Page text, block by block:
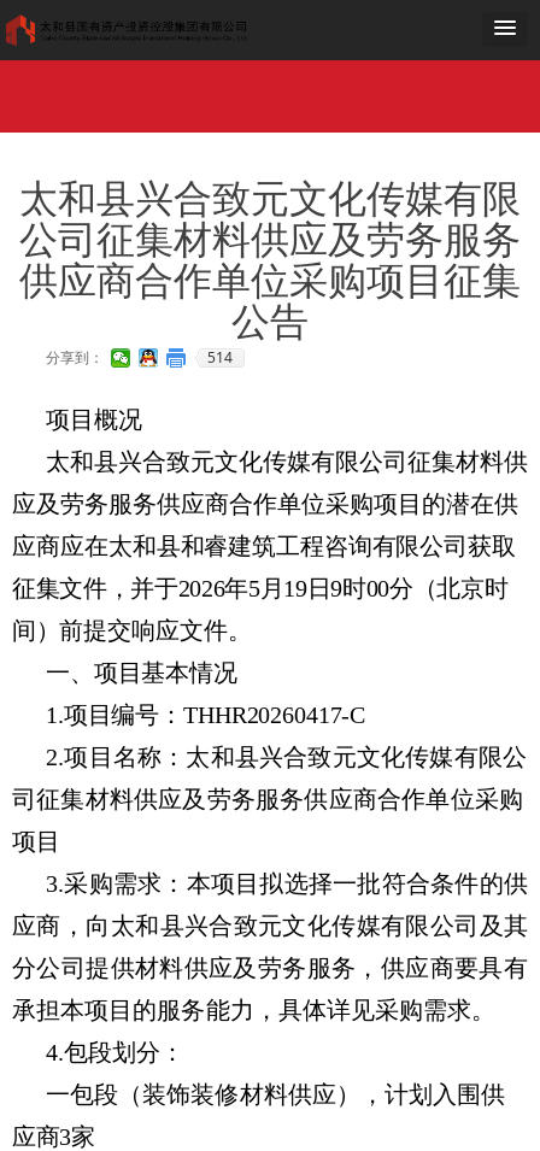
太和县兴合致元文化传媒有限
公司征集材料供应及劳务服务
供应商合作单位采购项目征集
公告
项目概况
太和县兴合致元文化传媒有限公司征集材料供
应及劳务服务供应商合作单位采购项目的潜在供
应商应在太和县和睿建筑工程咨询有限公司 获取
征集文件，并于2026年5月19日9时00分（北京时
间）前提交响应文件。
一、项目基本情况
1.项目编号：THHR20260417-C
2.项目名称：太和县兴合致元文化传媒有限公
司征集材料供应及劳务服务供应商合作单位采购
项目
3.采购需求：本项目拟选择一批符合条件的供
应商， 向太和县兴合致元文化传媒有限公司及其
分公司提供材料供应及劳务服务 ，供应商要具有
承担本项目的服务能力，具体详见采购需求。
4.包段划分：
一包段（装饰装修材料供应），计划 入围供
应商3家
分享到： 514